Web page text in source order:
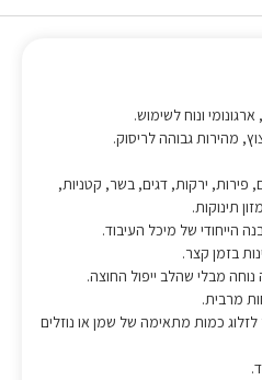
ונוח לשימוש.
מהירות גבוהה לריסוק.
פירות, ירקות, דגים, בשר, קטניות,
תינוקות.
הייחודי של מיכל העיבוד.
בזמן קצר.
מבלי שהלב ייפול החוצה.
מרבית.
כמות מתאימה של שמן או נוזלים